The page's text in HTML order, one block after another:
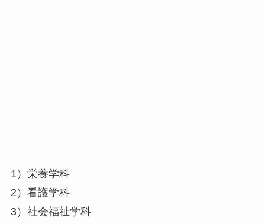
1）栄養学科
2）看護学科
3）社会福祉学科